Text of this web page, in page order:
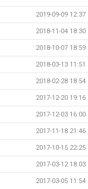
2019-09-09 12:37
2018-11-04 18:30
2018-10-07 18:59
2018-03-13 11:51
2018-02-28 18:54
2017-12-20 19:16
2017-12-03 16:00
2017-11-18 21:46
2017-10-15 22:25
2017-03-12 18:03
2017-03-05 11:54